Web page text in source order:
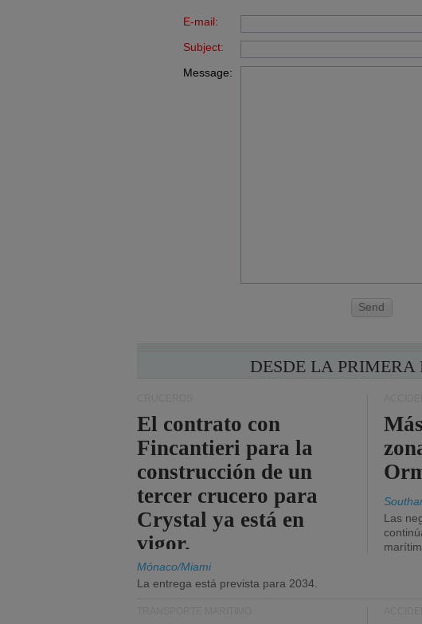
E-mail:
Subject:
Message:
Send
DESDE LA PRIMERA
El contrato con
Fincantieri para la
construcción de un
tercer crucero para
Crystal ya está en
vigor.
Mónaco/Miami
La entrega está prevista para 2034.
Las